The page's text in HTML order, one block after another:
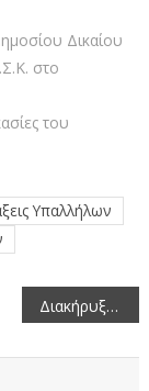
Δικαίου
στο
του
Υπαλλήλων
Διακήρυξη Δημόσιου Ανοικτού Πλειοδοτικού Διαγωνισμού για την εκμίσθωση του κυλικείου του Νέου Διοικητηρίου της Π.Ε Κοζάνης στην Πτολεμαΐδα